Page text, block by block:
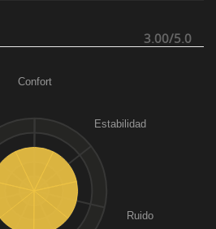
3.00/5.0
Confort
Estabilidad
Ruido